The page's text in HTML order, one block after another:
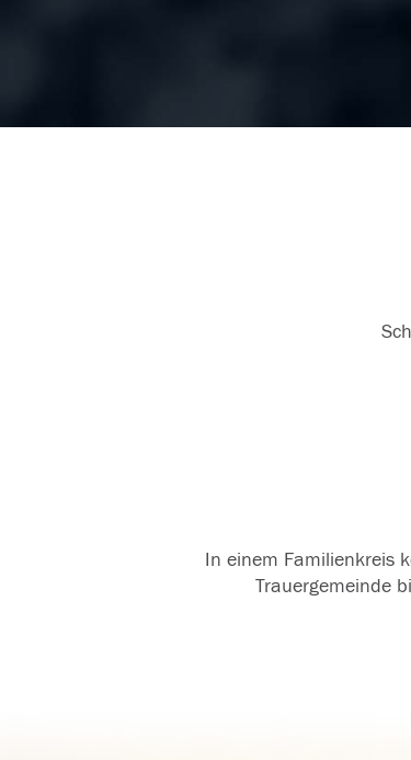
In einem Familienkreis
Trauergemeinde